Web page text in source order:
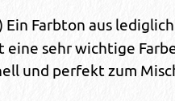
Ein Farbton aus
eine sehr wichtige
und perfekt zum